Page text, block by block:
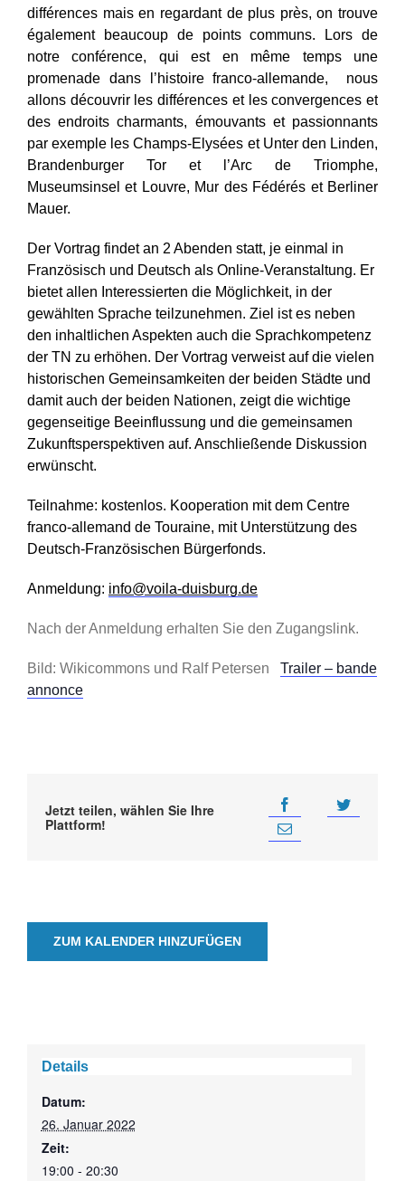
différences mais en regardant de plus près, on trouve
également beaucoup de points communs. Lors de
notre conférence, qui est en même temps une
promenade dans l’histoire franco-allemande, nous
allons découvrir les différences et les convergences et
des endroits charmants, émouvants et passionnants
par exemple les Champs-Elysées et Unter den Linden,
Brandenburger Tor et l’Arc de Triomphe,
Museumsinsel et Louvre, Mur des Fédérés et Berliner
Mauer.
Der Vortrag findet an 2 Abenden statt, je einmal in
Französisch und Deutsch als Online-Veranstaltung. Er
bietet allen Interessierten die Möglichkeit, in der
gewählten Sprache teilzunehmen. Ziel ist es neben
den inhaltlichen Aspekten auch die Sprachkompetenz
der TN zu erhöhen. Der Vortrag verweist auf die vielen
historischen Gemeinsamkeiten der beiden Städte und
damit auch der beiden Nationen, zeigt die wichtige
gegenseitige Beeinflussung und die gemeinsamen
Zukunftsperspektiven auf. Anschließende Diskussion
erwünscht.
Teilnahme: kostenlos. Kooperation mit dem Centre
franco-allemand de Touraine, mit Unterstützung des
Deutsch-Französischen Bürgerfonds.
Anmeldung: info@voila-duisburg.de
Nach der Anmeldung erhalten Sie den Zugangslink.
Bild: Wikicommons und Ralf Petersen Trailer – bande
annonce
Jetzt teilen, wählen Sie Ihre
Plattform!
ZUM KALENDER HINZUFÜGEN
Details
Datum:
26. Januar 2022
Zeit:
19:00 - 20:30